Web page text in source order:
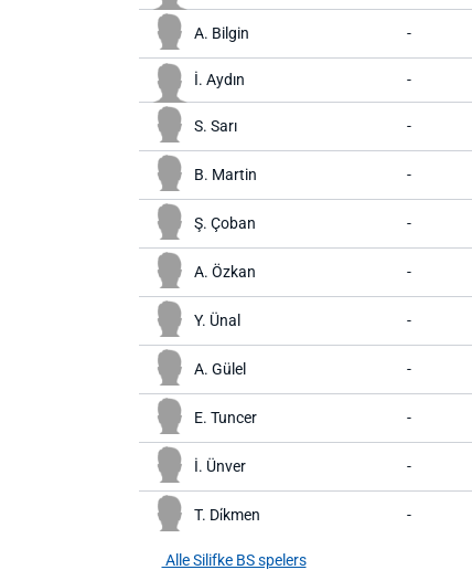
A. Bilgin -
İ. Aydın -
S. Sarı -
B. Martin -
Ş. Çoban -
A. Özkan -
Y. Ünal -
A. Gülel -
E. Tuncer -
İ. Ünver -
T. Di̇kmen -
Alle Silifke BS spelers